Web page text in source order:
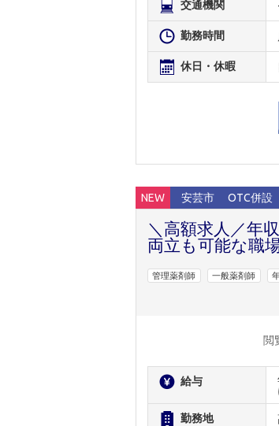
交通機関
勤務時間
休日・休暇
NEW 安芸市 OTC併設
＼高額求人／年
両立も可能な職
管理薬剤師 一般薬剤師
閲
給与
勤務地